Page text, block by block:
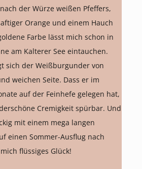
der Würze weißen Pfeffers,
Orange und einem Hauch
Farbe lässt mich schon in
am Kalterer See eintauchen.
sich der Weißburgunder von
weichen Seite. Dass er im
auf der Feinhefe gelegen hat,
Cremigkeit spürbar. Und
mit einem mega langen
einen Sommer-Ausflug nach
flüssiges Glück!